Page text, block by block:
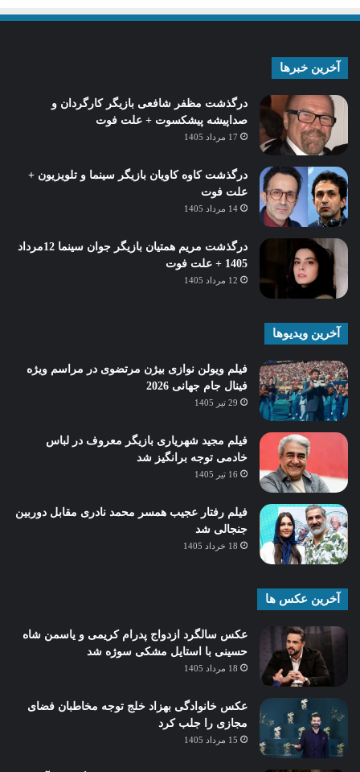
آخرین خبرها
درگذشت مظفر شافعی بازیگر کارگردان و
صداپیشه پیشکسوت + علت فوت
17 مرداد 1405
درگذشت کاوه کاویان بازیگر سینما و تلویزیون +
علت فوت
14 مرداد 1405
درگذشت مریم همتیان بازیگر جوان سینما 12مرداد
1405 + علت فوت
12 مرداد 1405
آخرین ویدیوها
فیلم ویولن نوازی بیژن مرتضوی در مراسم ویژه
فینال جام جهانی 2026
29 تیر 1405
فیلم مجید شهریاری بازیگر معروف در لباس
خادمی توجه برانگیز شد
16 تیر 1405
فیلم رفتار عجیب همسر محمد نادری مقابل دوربین
جنجالی شد
18 خرداد 1405
آخرین عکس ها
عکس سالگرد ازدواج پدرام کریمی و یاسمن شاه‌
حسینی با استایل مشکی سوژه شد
18 مرداد 1405
عکس خانوادگی بهزاد خلج توجه مخاطبان فضای
مجازی را جلب کرد
15 مرداد 1405